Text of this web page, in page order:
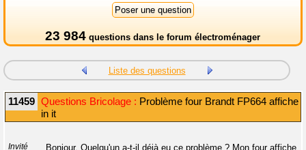
23 984 questions dans le forum électroménager
Liste des questions
11459 Questions Bricolage : Problème four Brandt FP664 affiche
in it
Invité
Bonjour. Quelqu'un a-t-il déjà eu ce problème ? Mon four affiche